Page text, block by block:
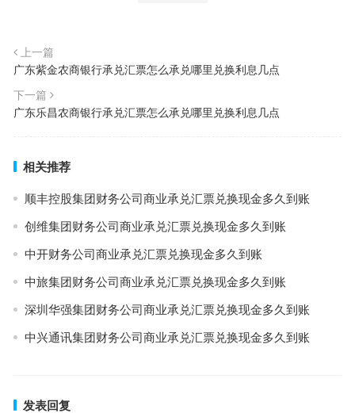
上一篇
广东紫金农商银行承兑汇票怎么承兑哪里兑换利息几点
下一篇
广东乐昌农商银行承兑汇票怎么承兑哪里兑换利息几点
相关推荐
顺丰控股集团财务公司商业承兑汇票兑换现金多久到账
创维集团财务公司商业承兑汇票兑换现金多久到账
中开财务公司商业承兑汇票兑换现金多久到账
中旅集团财务公司商业承兑汇票兑换现金多久到账
深圳华强集团财务公司商业承兑汇票兑换现金多久到账
中兴通讯集团财务公司商业承兑汇票兑换现金多久到账
发表回复